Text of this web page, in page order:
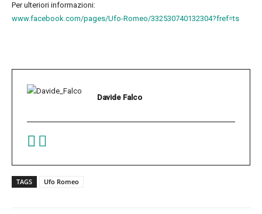
Per ulteriori informazioni:
www.facebook.com/pages/Ufo-Romeo/332530740132304?fref=ts
Davide Falco
TAGS Ufo Romeo